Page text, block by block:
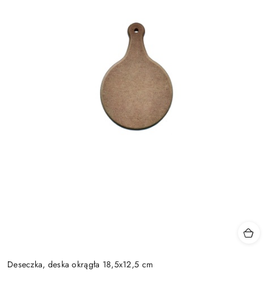
Deseczka, deska okrągła 18,5x12,5 cm